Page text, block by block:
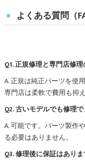
よくある質問（
Q1. 正規修理と専門店修
A. 正規は純正パーツを使
専門店は柔軟で費用も抑
Q2. 古いモデルでも修理
A. 可能です。パーツ製作
る必要はありません。
Q3. 修理後に保証はありま